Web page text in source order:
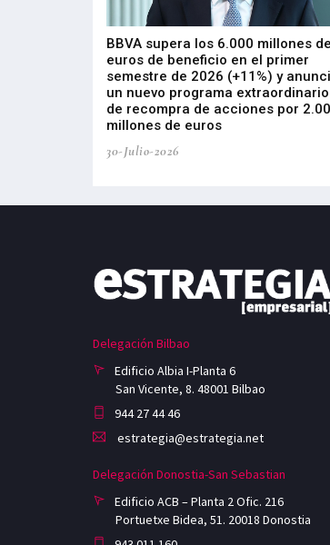
BBVA supera los 6.000 millones de
euros de beneficio en el primer
semestre de 2026 (+11%) y
un nuevo programa extraordinario
de recompra de acciones por
millones de euros
30-Julio-2026
Delegación Bilbao
Edificio Albia I-Planta 6
San Vicente, 8. 48001 Bilbao
944 27 44 46
estrategia@estrategia.net
Delegación Donostia-San Sebastian
Edificio ACB – Planta 2 Ofic. 216
Portuetxe Bidea, 51. 20018 Donostia